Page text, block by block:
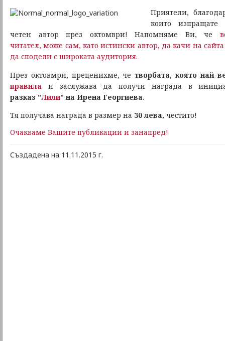
Приятели,
които
четен автор през октомври! Напомняме Ви, че
читател, може сам, като истински автор, да качи на
да сподели с широката аудитория.
През октовмри, преценихме, четворбата, която най-
правила
и заслужава да получи награда в
разказ "Лили" на Ирена Георгиева.
Тя получава награда в размер на 30 лева, честито!
Очакваме Вашите публикации и занапред!
Създадена на 11.11.2015 г.